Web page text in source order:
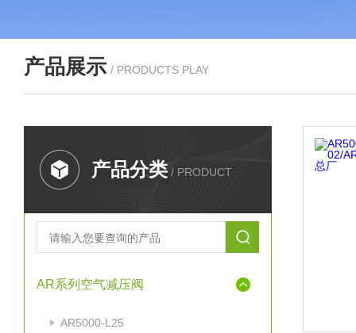
产品展示 / PRODUCTS PLAY
产品分类 / PRODUCT
AR系列空气减压阀
AR5000-L25